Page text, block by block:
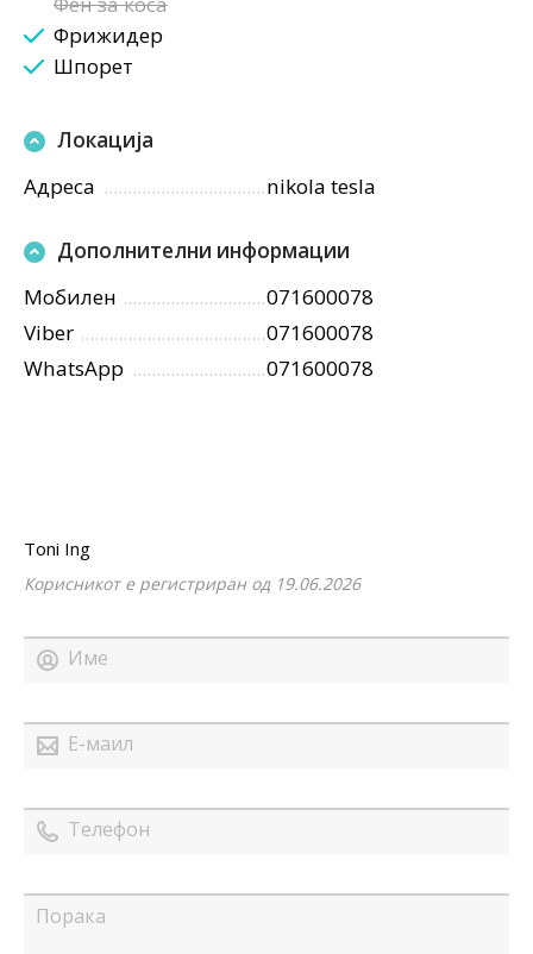
Фрижидер
Шпорет
Локација
Адреса
nikola tesla
Дополнителни информации
Мобилен
071600078
Viber
071600078
WhatsApp
071600078
Toni Ing
Корисникот е регистриран од 19.06.2026